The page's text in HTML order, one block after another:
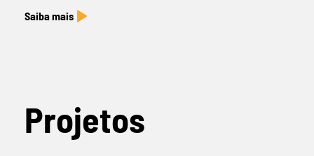
Saiba mais
Projetos